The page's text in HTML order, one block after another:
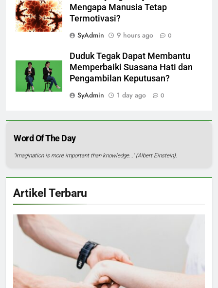
Mengapa Manusia Tetap
Termotivasi?
SyAdmin
9 hours ago 0
Duduk Tegak Dapat Membantu
Memperbaiki Suasana Hati dan
Pengambilan Keputusan?
SyAdmin
1 day ago 0
Word Of The Day
"Imagination is more important than knowledge..." (Albert Einstein).
Artikel Terbaru